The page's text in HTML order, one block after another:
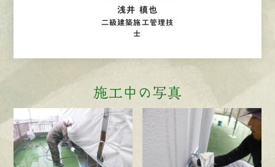
浅井 槙也
二級建築施工管理技
士
施工中の写真